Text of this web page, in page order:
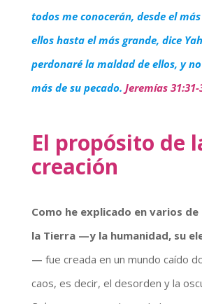
todos me conocerán, desde el
ellos hasta el más grande, dice
perdonaré la maldad de ellos, y
más de su pecado. Jeremías 31:31-
El propósito de
creación
Como he explicado en varios
la Tierra —y la humanidad, su
— fue creada en un mundo caído
caos, es decir, el desorden y la